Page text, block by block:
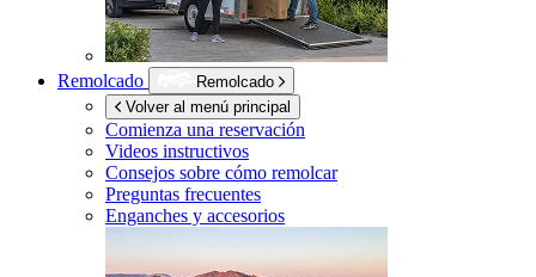
Remolcado
Remolcado
Volver al menú principal
Comienza una reservación
Videos instructivos
Consejos sobre cómo remolcar
Preguntas frecuentes
Enganches y accesorios